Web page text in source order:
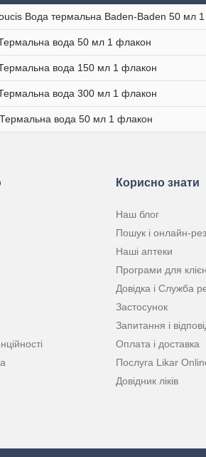
Вода термальна Baden-Baden 50 мл
вода 50 мл 1 флакон
вода 150 мл 1 флакон
вода 300 мл 1 флакон
вода 50 мл 1 флакон
Корисно знати
Наш блог
Пошук і онлайн-
Наші аптеки
Програми для
Довідка і Служба
Застосунок
Запитання і
Оплата і доставка
Послуга Likar
Довідник ліків